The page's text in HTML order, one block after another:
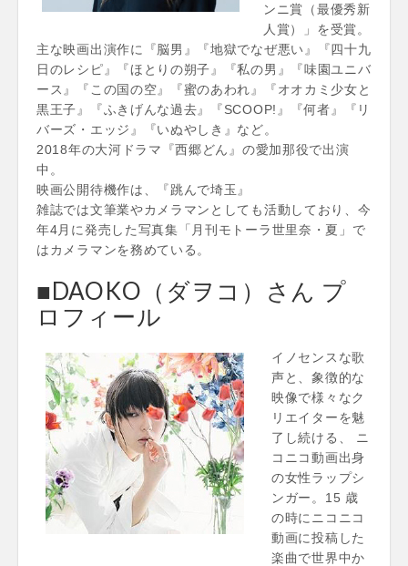
ンニ賞（最優秀新
人賞）」を受賞。
主な映画出演作に『脳男』『地獄でなぜ悪い』『四十九
日のレシピ』『ほとりの朔子』『私の男』『味園ユニバ
ース』『この国の空』『蜜のあわれ』『オオカミ少女と
黒王子』『ふきげんな過去』『SCOOP!』『何者』『リ
バーズ・エッジ』『いぬやしき』など。
2018年の大河ドラマ『西郷どん』の愛加那役で出演
中。
映画公開待機作は、『跳んで埼玉』
雑誌では文筆業やカメラマンとしても活動しており、今
年4月に発売した写真集「月刊モトーラ世里奈・夏」で
はカメラマンを務めている。
■DAOKO（ダヲコ）さん プ
ロフィール
イノセンスな歌
声と、象徴的な
映像で様々なク
リエイターを魅
了し続ける、 ニ
コニコ動画出身
の女性ラップシ
ンガー。15 歳
の時にニコニコ
動画に投稿した
楽曲で世界中か